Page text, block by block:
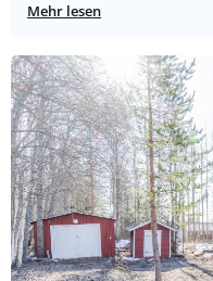
Mehr lesen